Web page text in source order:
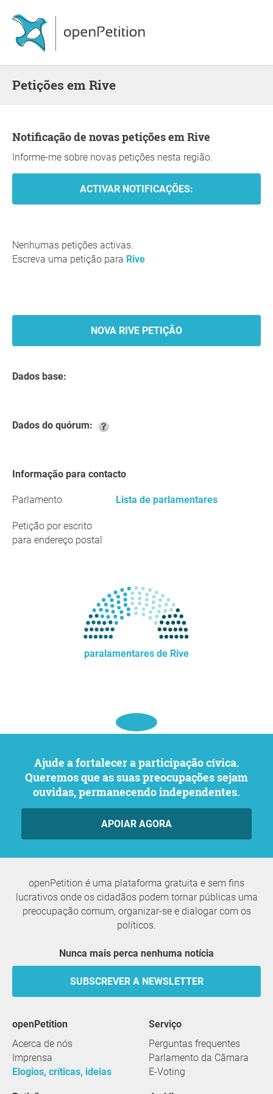
Petições em Rive
Notificação de novas petições em Rive
Informe-me sobre novas petições nesta região.
Nenhumas petições activas.
Escreva uma petição para Rive
NOVA RIVE PETIÇÃO
Dados base:
Dados do quórum:
Informação para contacto
Parlamento Lista de parlamentares
Petição por escrito
para endereço postal
paralamentares de Rive
Ajude a fortalecer a participação cívica.
Queremos que as suas preocupações sejam
ouvidas, permanecendo independentes.
APOIAR AGORA
openPetition é uma plataforma gratuita e sem fins
lucrativos onde os cidadãos podem tornar públicas uma
preocupação comum, organizar-se e dialogar com os
políticos.
Nunca mais perca nenhuma notícia
SUBSCREVER A NEWSLETTER
openPetition
Acerca de nós
Imprensa
Elogios, críticas, ideias
serviço
Perguntas frequentes
Parlamento da Câmara
E-Voting